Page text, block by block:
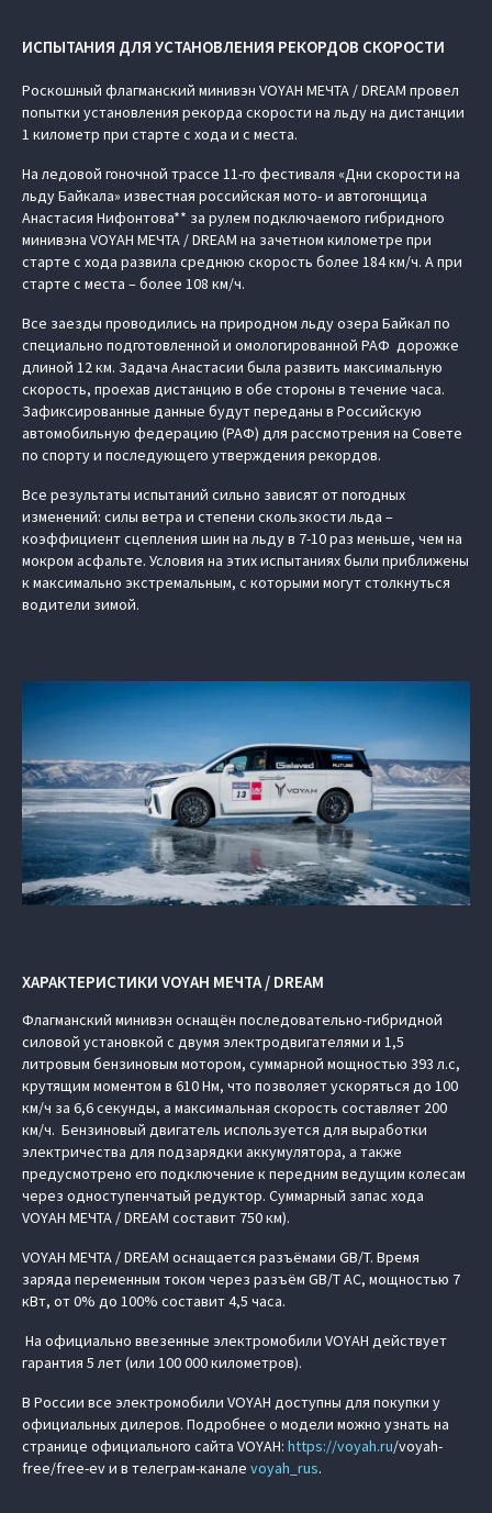
ИСПЫТАНИЯ ДЛЯ УСТАНОВЛЕНИЯ РЕКОРДОВ СКОРОСТИ
Роскошный флагманский минивэн VOYAH МЕЧТА / DREAM провел
попытки установления рекорда скорости на льду на дистанции
1 километр при старте с хода и с места.
На ледовой гоночной трассе 11-го фестиваля «Дни скорости на
льду Байкала» известная российская мото- и автогонщица
Анастасия Нифонтова** за рулем подключаемого гибридного
минивэна VOYAH МЕЧТА / DREAM на зачетном километре при
старте с хода развила среднюю скорость более 184 км/ч. А при
старте с места – более 108 км/ч.
Все заезды проводились на природном льду озера Байкал по
специально подготовленной и омологированной РАФ дорожке
длиной 12 км. Задача Анастасии была развить максимальную
скорость, проехав дистанцию в обе стороны в течение часа.
Зафиксированные данные будут переданы в Российскую
автомобильную федерацию (РАФ) для рассмотрения на Совете
по спорту и последующего утверждения рекордов.
Все результаты испытаний сильно зависят от погодных
изменений: силы ветра и степени скользкости льда –
коэффициент сцепления шин на льду в 7-10 раз меньше, чем на
мокром асфальте. Условия на этих испытаниях были приближены
к максимально экстремальным, с которыми могут столкнуться
водители зимой.
ХАРАКТЕРИСТИКИ VOYAH МЕЧТА / DREAM
Флагманский минивэн оснащён последовательно-гибридной
силовой установкой с двумя электродвигателями и 1,5
литровым бензиновым мотором, суммарной мощностью 393 л.с,
крутящим моментом в 610 Нм, что позволяет ускоряться до 100
км/ч за 6,6 секунды, а максимальная скорость составляет 200
км/ч. Бензиновый двигатель используется для выработки
электричества для подзарядки аккумулятора, а также
предусмотрено его подключение к передним ведущим колесам
через одноступенчатый редуктор. Суммарный запас хода
VOYAH МЕЧТА / DREAM составит 750 км).
VOYAH МЕЧТА / DREAM оснащается разъёмами GB/T. Время
заряда переменным током через разъём GB/T AC, мощностью 7
кВт, от 0% до 100% составит 4,5 часа.
На официально ввезенные электромобили VOYAH действует
гарантия 5 лет (или 100 000 километров).
В России все электромобили VOYAH доступны для покупки у
официальных дилеров. Подробнее о модели можно узнать на
странице официального сайта VOYAH: https://voyah.ru/voyah-
free/free-ev и в телеграм-канале voyah_rus.